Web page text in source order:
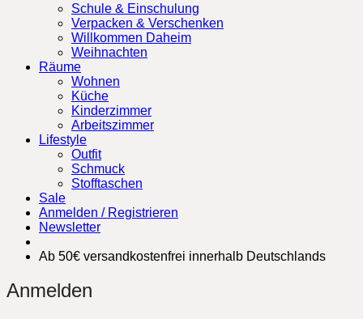
Schule & Einschulung
Verpacken & Verschenken
Willkommen Daheim
Weihnachten
Räume
Wohnen
Küche
Kinderzimmer
Arbeitszimmer
Lifestyle
Outfit
Schmuck
Stofftaschen
Sale
Anmelden / Registrieren
Newsletter
Ab 50€ versandkostenfrei innerhalb Deutschlands
Anmelden